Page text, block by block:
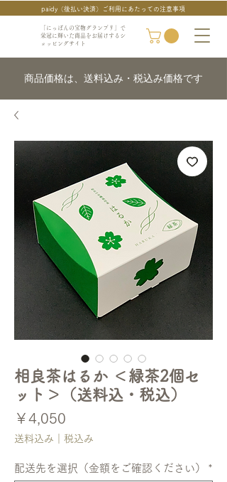
「にっぽんの宝物グランプリ」で
栄冠に輝いた商品をお届けするシ
ョッピングサイト
paidy（後払い決済）ご利用にあたっての注意事項
商品価格は、送料込み・税込み価格です
相良茶はるか ＜緑茶2個セ
ット＞（送料込・税込）
￥4,050
格
送料込み｜税込み
配送先を選択（金額をご確認ください） *